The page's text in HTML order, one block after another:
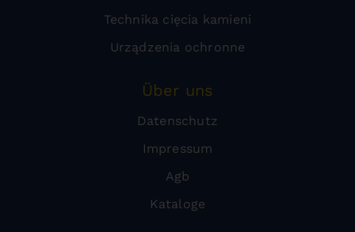
Technika cięcia kamieni
Urządzenia ochronne
Über uns
Datenschutz
Impressum
Agb
Kataloge